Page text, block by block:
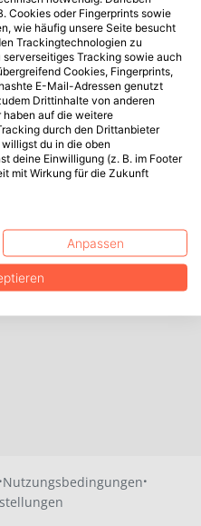
·Nutzungsbedingungen·
Cookies oder Fingerprints sowie
wie häufig unsere Seite besucht
Trackingtechnologien zu
Tracking sowie auch
Cookies, Fingerprints,
E-Mail-Adressen genutzt
Drittinhalte von anderen
auf die weitere
durch den Drittanbieter
du in die oben
deine Einwilligung (z. B. im Footer
mit Wirkung für die Zukunft
Anpassen